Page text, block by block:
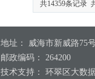
共14359条记录
地址： 威海市新威路75
邮政编码： 264200
技术支持： 环翠区大数